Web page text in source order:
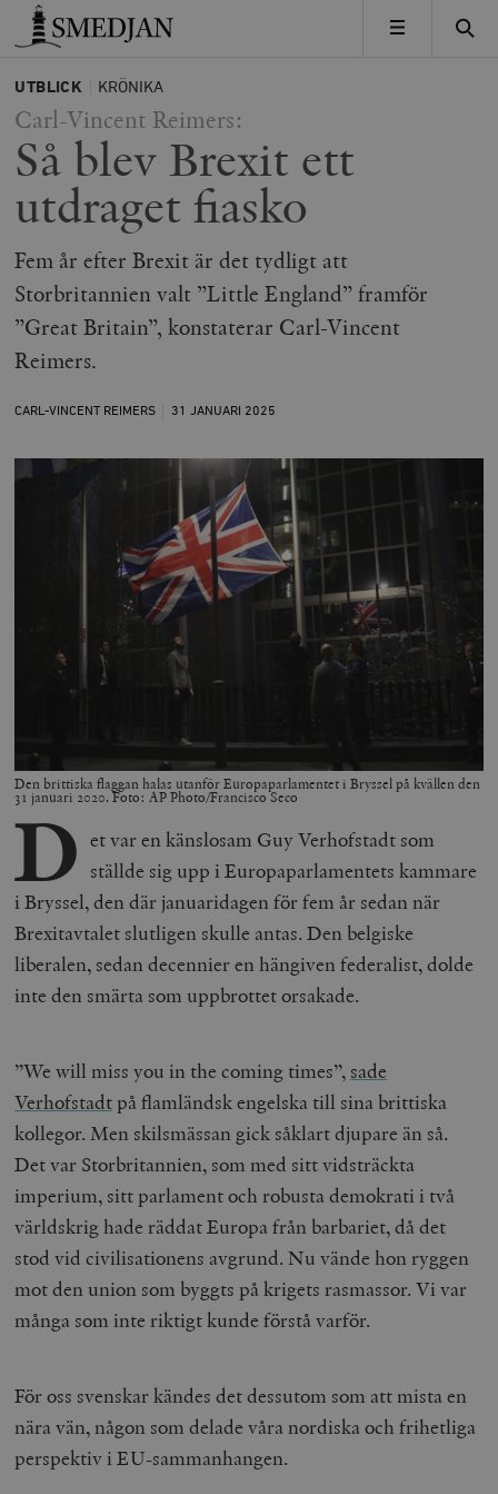
Timbro
MENY
UTBLICK KRÖNIKA
Carl-Vincent Reimers:
Så blev Brexit ett
utdraget fiasko
Fem år efter Brexit är det tydligt att
Storbritannien valt ”Little England” framför
”Great Britain”, konstaterar Carl-Vincent
Reimers.
CARL-VINCENT REIMERS 31 JANUARI 2025
Den brittiska flaggan halas utanför Europaparlamentet i Bryssel på kvällen den
31 januari 2020. Foto: AP Photo/Francisco Seco
D et var en känslosam Guy Verhofstadt som
ställde sig upp i Europaparlamentets kammare
i Bryssel, den där januaridagen för fem år sedan när
Brexitavtalet slutligen skulle antas. Den belgiske
liberalen, sedan decennier en hängiven federalist, dolde
inte den smärta som uppbrottet orsakade.
”We will miss you in the coming times”, sade
Verhofstadt på flamländsk engelska till sina brittiska
kollegor. Men skilsmässan gick såklart djupare än så.
Det var Storbritannien, som med sitt vidsträckta
imperium, sitt parlament och robusta demokrati i två
världskrig hade räddat Europa från barbariet, då det
stod vid civilisationens avgrund. Nu vände hon ryggen
mot den union som byggts på krigets rasmassor. Vi var
många som inte riktigt kunde förstå varför.
För oss svenskar kändes det dessutom som att mista en
nära vän, någon som delade våra nordiska och frihetliga
perspektiv i EU-sammanhangen.